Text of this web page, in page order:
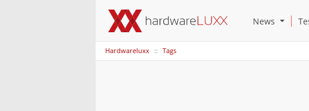
News Open
Hardwareluxx Tags